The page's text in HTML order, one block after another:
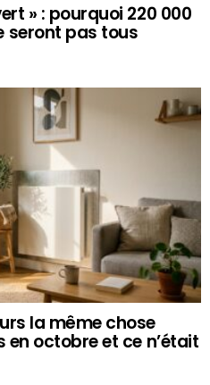
» : pourquoi 220 000
seront pas tous
la même chose
octobre et ce n’était